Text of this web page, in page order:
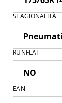
STAGIONALITÀ
RUNFLAT
EAN